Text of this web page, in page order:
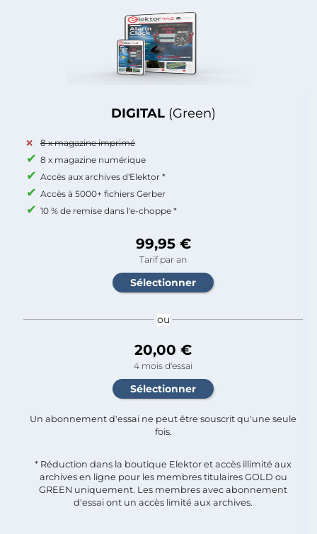
DIGITAL (Green)
8 x magazine imprimé
8 x magazine numérique
Accès aux archives d'Elektor *
Accès à 5000+ fichiers Gerber
10 % de remise dans l'e-choppe *
99,95 €
Tarif par an
ou
20,00 €
4 mois d'essai
Un abonnement d'essai ne peut être souscrit qu'une seule
fois.​
* Réduction dans la boutique Elektor et accès illimité aux
archives en ligne pour les membres titulaires GOLD ou
GREEN uniquement. Les membres avec abonnement
d'essai ont un accès limité aux archives.